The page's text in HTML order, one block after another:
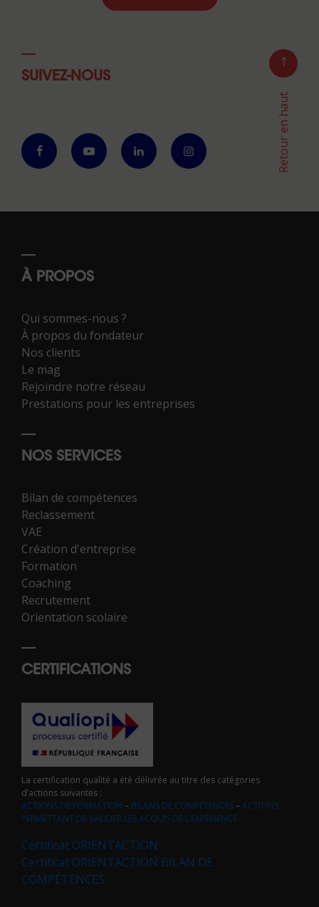
SUIVEZ-NOUS
Retour en haut
À PROPOS
Qui sommes-nous ?
À propos du fondateur
Nos clients
Le mag
Rejoindre notre réseau
Prestations pour les entreprises
NOS SERVICES
Bilan de compétences
Reclassement
VAE
Création d'entreprise
Formation
Coaching
Recrutement
Orientation scolaire
CERTIFICATIONS
La certification qualité a été délivrée au titre des catégories
d’actions suivantes :
ACTIONS DE FORMATION – BILANS DE COMPÉTENCES–ACTIONS
PERMETTANT DE VALIDER LES ACQUIS DE L’EXPÉRIENCE
Certificat ORIENTACTION
Certificat ORIENTACTION BILAN DE
COMPÉTENCES